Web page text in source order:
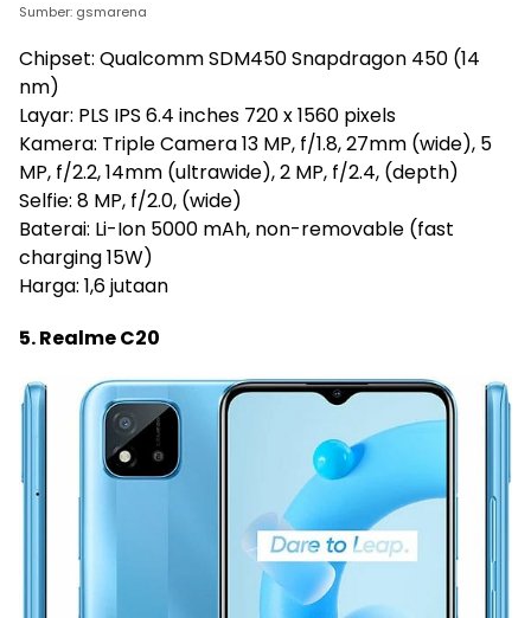
Sumber: gsmarena
Chipset: Qualcomm SDM450 Snapdragon 450 (14
nm)
Layar: PLS IPS 6.4 inches 720 x 1560 pixels
Kamera: Triple Camera 13 MP, f/1.8, 27mm (wide), 5
MP, f/2.2, 14mm (ultrawide), 2 MP, f/2.4, (depth)
Selfie: 8 MP, f/2.0, (wide)
Baterai: Li-Ion 5000 mAh, non-removable (fast
charging 15W)
Harga: 1,6 jutaan
5. Realme C20